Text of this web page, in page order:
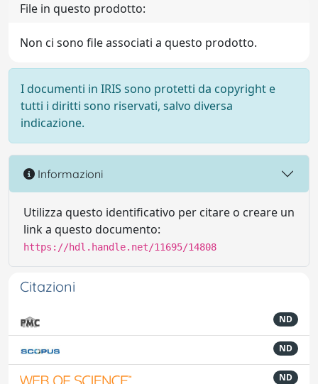
File in questo prodotto:
Non ci sono file associati a questo prodotto.
I documenti in IRIS sono protetti da copyright e
tutti i diritti sono riservati, salvo diversa
indicazione.
Informazioni
Utilizza questo identificativo per citare o creare un
link a questo documento:
https://hdl.handle.net/11695/14808
Citazioni
ND
ND
ND